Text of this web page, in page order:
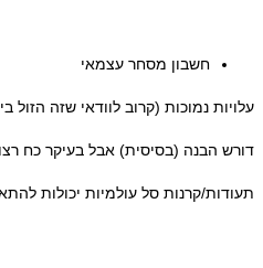
חשבון מסחר עצמאי
עלויות נמוכות (קרוב לוודאי שזה
דורש הבנה (בסיסית) אבל בעיקר כח
תעודות/קרנות סל עולמיות יכולות